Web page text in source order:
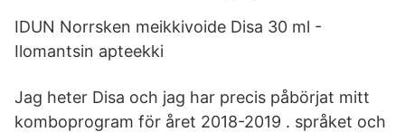
IDUN Norrsken meikkivoide Disa 30 ml -
Ilomantsin apteekki
Jag heter Disa och jag har precis påbörjat mitt
komboprogram för året 2018-2019 . språket och